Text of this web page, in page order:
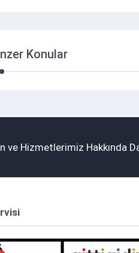
Konular
ve Hizmetlerimiz Hakkında